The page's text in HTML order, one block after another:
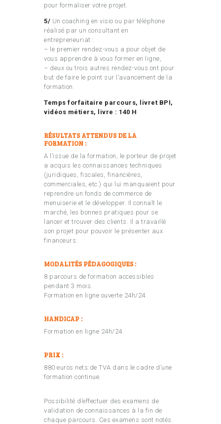
pour formaliser votre projet.
5/ Un coaching en visio ou par téléphone
réalisé par un consultant en
entrepreneuriat :
– le premier rendez-vous a pour objet de
vous apprendre à vous former en ligne,
– deux ou trois autres rendez-vous ont pour
but de faire le point sur l’avancement de la
formation.
Temps forfaitaire parcours, livret BPI,
vidéos métiers, livre : 140 H
RÉSULTATS ATTENDUS DE LA
FORMATION :
A l’issue de la formation, le porteur de projet
a acquis les connaissances techniques
(juridiques, fiscales, financières,
commerciales, etc.) qui lui manquaient pour
reprendre un fonds de commerce de
menuiserie et le développer. Il connaît le
marché, les bonnes pratiques pour se
lancer et trouver des clients. Il a travaillé
son projet pour pouvoir le présenter aux
financeurs.
MODALITÉS PÉDAGOGIQUES :
8 parcours de formation accessibles
pendant 3 mois.
Formation en ligne ouverte 24h/24.
HANDICAP :
Formation en ligne 24h/24.
PRIX :
880 euros nets de TVA dans le cadre d’une
formation continue.
Possibilité d’effectuer des examens de
validation de connaissances à la fin de
chaque parcours. Ces examens sont notés.